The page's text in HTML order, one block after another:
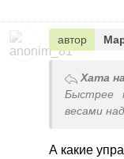
автор
Хата
Быстрее
весами
А какие